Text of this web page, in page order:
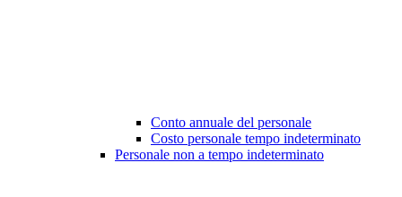
Conto annuale del personale
Costo personale tempo indeterminato
Personale non a tempo indeterminato